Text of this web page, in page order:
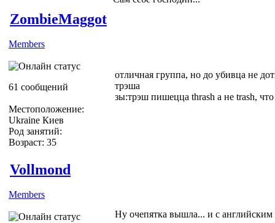
ZombieMaggot
Members
61 сообщений
Местоположение:
Ukraine Киев
Род занятий:
Возраст: 35
отличная группа, но до убивца не
трэша
зы:трэш пишецца thrash а не trash, что
Vollmond
Members
Ну очепятка вышла... и с английским